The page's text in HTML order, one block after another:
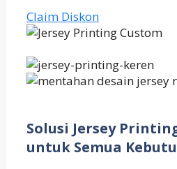
Claim Diskon
Solusi Jersey
untuk Semua